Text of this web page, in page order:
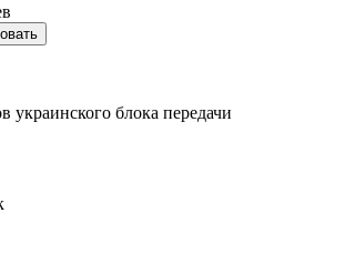
украинского блока передачи